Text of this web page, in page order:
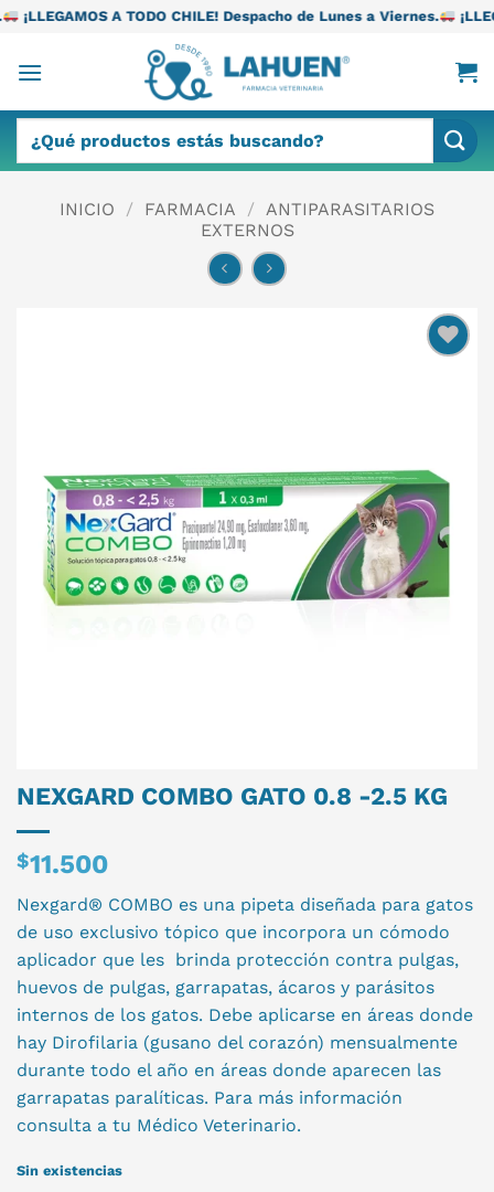
Saltar
contenido
TODO CHILE! Despacho de Lunes a Viernes. ¡LLEGAMOS A
por:
INICIO / FARMACIA / ANTIPARASITARIOS
EXTERNOS
NEXGARD COMBO GATO 0.8 -2.5 KG
$11.500
Nexgard® COMBO es una pipeta diseñada para gatos
de uso exclusivo tópico que incorpora un cómodo
aplicador que les brinda protección contra pulgas,
huevos de pulgas, garrapatas, ácaros y parásitos
internos de los gatos. Debe aplicarse en áreas donde
hay Dirofilaria (gusano del corazón) mensualmente
durante todo el año en áreas donde aparecen las
garrapatas paralíticas. Para más información
consulta a tu Médico Veterinario.
Sin existencias